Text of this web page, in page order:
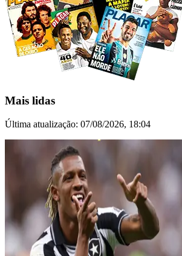
Mais lidas
Última atualização: 07/08/2026, 18:04